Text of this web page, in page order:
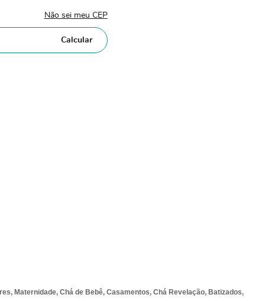
Não sei meu CEP
Calcular
Maternidade, Chá de Bebê, Casamentos, Chá Revelação, Batizados,